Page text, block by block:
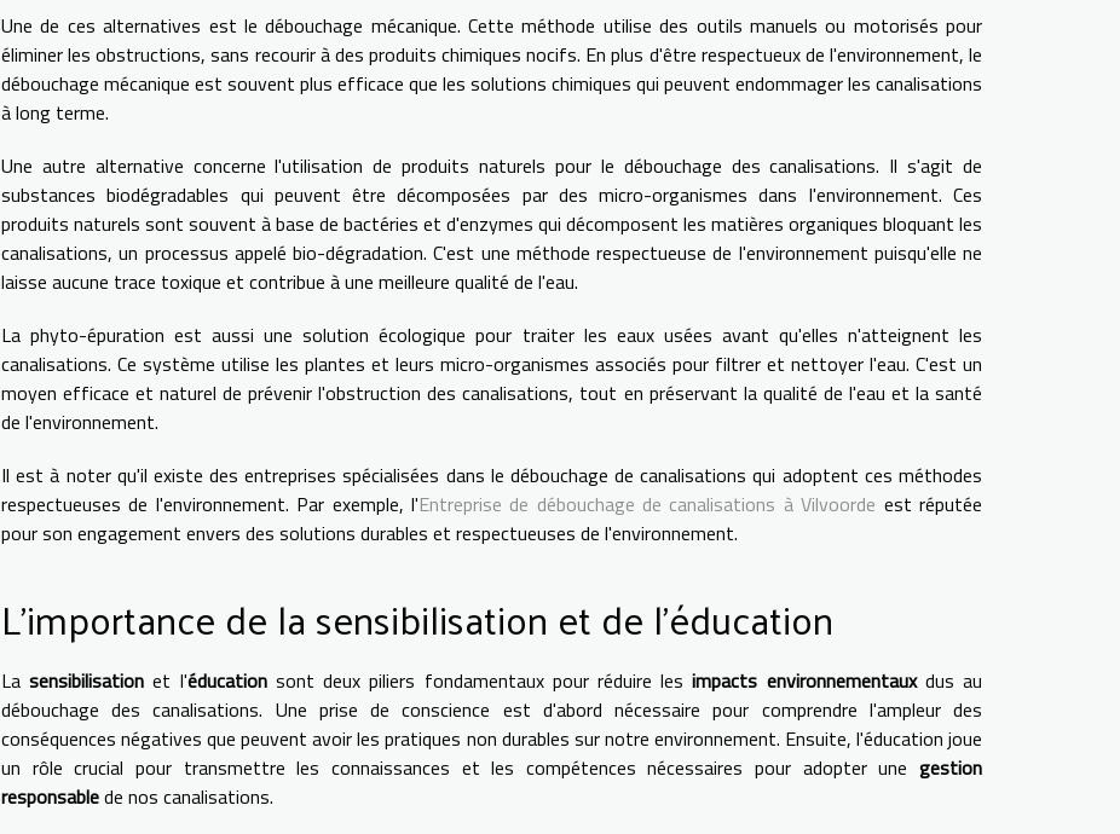
Une de ces alternatives est le débouchage mécanique. Cette méthode utilise des outils manuels ou motorisés pour
éliminer les obstructions, sans recourir à des produits chimiques nocifs. En plus d'être respectueux de l'environnement, le
débouchage mécanique est souvent plus efficace que les solutions chimiques qui peuvent endommager les canalisations
à long terme.
Une autre alternative concerne l'utilisation de produits naturels pour le débouchage des canalisations. Il s'agit de
substances biodégradables qui peuvent être décomposées par des micro-organismes dans l'environnement. Ces
produits naturels sont souvent à base de bactéries et d'enzymes qui décomposent les matières organiques bloquant les
canalisations, un processus appelé bio-dégradation. C'est une méthode respectueuse de l'environnement puisqu'elle ne
laisse aucune trace toxique et contribue à une meilleure qualité de l'eau.
La phyto-épuration est aussi une solution écologique pour traiter les eaux usées avant qu'elles n'atteignent les
canalisations. Ce système utilise les plantes et leurs micro-organismes associés pour filtrer et nettoyer l'eau. C'est un
moyen efficace et naturel de prévenir l'obstruction des canalisations, tout en préservant la qualité de l'eau et la santé
de l'environnement.
Il est à noter qu'il existe des entreprises spécialisées dans le débouchage de canalisations qui adoptent ces méthodes
respectueuses de l'environnement. Par exemple, l'Entreprise de débouchage de canalisations à Vilvoorde est réputée
pour son engagement envers des solutions durables et respectueuses de l'environnement.
L'importance de la sensibilisation et de l'éducation
Lasensibilisation et l'éducationsont deux piliers fondamentaux pour réduire lesimpacts environnementauxdus au
débouchage des canalisations. Une prise de conscience est d'abord nécessaire pour comprendre l'ampleur des
conséquences négatives que peuvent avoir les pratiques non durables sur notre environnement. Ensuite, l'éducation joue
un rôle crucial pour transmettre les connaissances et les compétences nécessaires pour adopter une gestion
responsablede nos canalisations.